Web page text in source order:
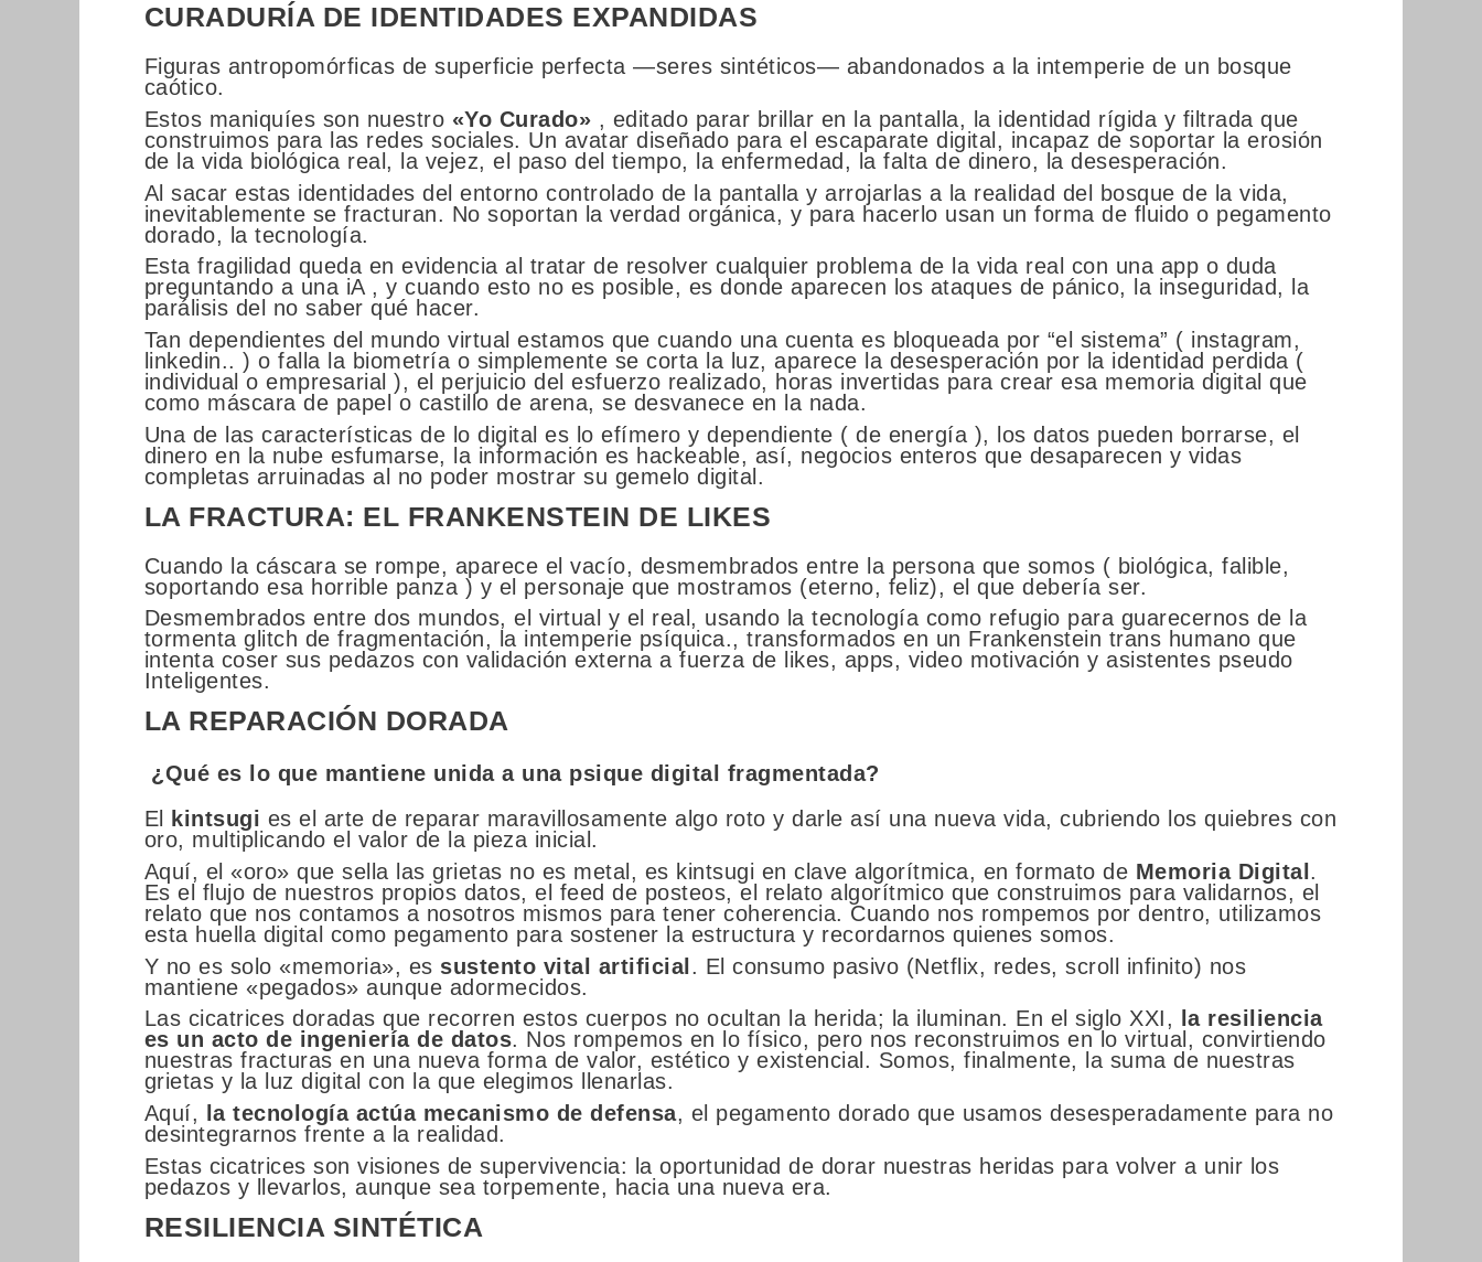
CURADURÍA DE IDENTIDADES EXPANDIDAS
Figuras antropomórficas de superficie perfecta —seres sintéticos— abandonados a la intemperie de un bosque
caótico.
Estos maniquíes son nuestro «Yo Curado» , editado parar brillar en la pantalla, la identidad rígida y filtrada que
construimos para las redes sociales. Un avatar diseñado para el escaparate digital, incapaz de soportar la erosión
de la vida biológica real, la vejez, el paso del tiempo, la enfermedad, la falta de dinero, la desesperación.
Al sacar estas identidades del entorno controlado de la pantalla y arrojarlas a la realidad del bosque de la vida,
inevitablemente se fracturan. No soportan la verdad orgánica, y para hacerlo usan un forma de fluido o pegamento
dorado, la tecnología.
Esta fragilidad queda en evidencia al tratar de resolver cualquier problema de la vida real con una app o duda
preguntando a una iA , y cuando esto no es posible, es donde aparecen los ataques de pánico, la inseguridad, la
parálisis del no saber qué hacer.
Tan dependientes del mundo virtual estamos que cuando una cuenta es bloqueada por “el sistema” ( instagram,
linkedin.. ) o falla la biometría o simplemente se corta la luz, aparece la desesperación por la identidad perdida (
individual o empresarial ), el perjuicio del esfuerzo realizado, horas invertidas para crear esa memoria digital que
como máscara de papel o castillo de arena, se desvanece en la nada.
Una de las características de lo digital es lo efímero y dependiente ( de energía ), los datos pueden borrarse, el
dinero en la nube esfumarse, la información es hackeable, así, negocios enteros que desaparecen y vidas
completas arruinadas al no poder mostrar su gemelo digital.
LA FRACTURA: EL FRANKENSTEIN DE LIKES
Cuando la cáscara se rompe, aparece el vacío, desmembrados entre la persona que somos ( biológica, falible,
soportando esa horrible panza ) y el personaje que mostramos (eterno, feliz), el que debería ser.
Desmembrados entre dos mundos, el virtual y el real, usando la tecnología como refugio para guarecernos de la
tormenta glitch de fragmentación, la intemperie psíquica., transformados en un Frankenstein trans humano que
intenta coser sus pedazos con validación externa a fuerza de likes, apps, video motivación y asistentes pseudo
Inteligentes.
LA REPARACIÓN DORADA
¿Qué es lo que mantiene unida a una psique digital fragmentada?
El
kintsugi es el arte de reparar maravillosamente algo roto y darle así una nueva vida, cubriendo los quiebres con
oro, multiplicando el valor de la pieza inicial.
Aquí, el «oro» que sella las grietas no es metal, es kintsugi en clave algorítmica, en formato de Memoria Digital .
Es el flujo de nuestros propios datos, el feed de posteos, el relato algorítmico que construimos para validarnos, el
relato que nos contamos a nosotros mismos para tener coherencia. Cuando nos rompemos por dentro, utilizamos
esta huella digital como pegamento para sostener la estructura y recordarnos quienes somos.
Y no es solo «memoria», es sustento vital artificial. El consumo pasivo (Netflix, redes, scroll infinito) nos
mantiene «pegados» aunque adormecidos.
Las cicatrices doradas que recorren estos cuerpos no ocultan la herida; la iluminan. En el siglo XXI,
la resiliencia
es un acto de ingeniería de datos. Nos rompemos en lo físico, pero nos reconstruimos en lo virtual, convirtiendo
nuestras fracturas en una nueva forma de valor, estético y existencial. Somos, finalmente, la suma de nuestras
grietas y la luz digital con la que elegimos llenarlas.
Aquí,
la tecnología actúa mecanismo de defensa, el pegamento dorado que usamos desesperadamente para no
desintegrarnos frente a la realidad.
Estas cicatrices son visiones de supervivencia: la oportunidad de dorar nuestras heridas para volver a unir los
pedazos y llevarlos, aunque sea torpemente, hacia una nueva era.
RESILIENCIA SINTÉTICA